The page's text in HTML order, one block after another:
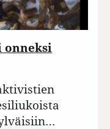
onneksi